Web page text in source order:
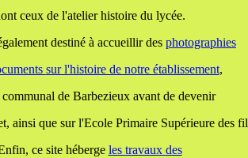
ceux de l'atelier histoire du lycée.
destiné à accueillir des photographies
sur l'histoire de notre établissement,
de Barbezieux avant de devenir
ainsi que sur l'Ecole Primaire Supérieure des
ce site héberge les travaux des